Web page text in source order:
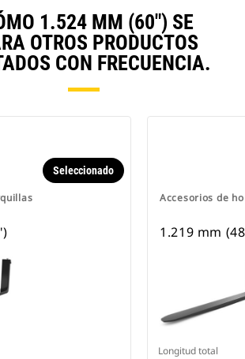
1.524 MM (60") SE
OTROS PRODUCTOS
CON FRECUENCIA.
Seleccionado
Accesorios de
1.219 mm
Longitud total